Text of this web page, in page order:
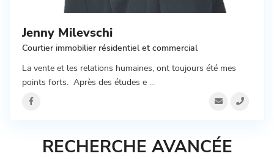
Jenny Milevschi
Courtier immobilier résidentiel et commercial
La vente et les relations humaines, ont toujours été mes
points forts. Après des études e ...
RECHERCHE AVANCÉE